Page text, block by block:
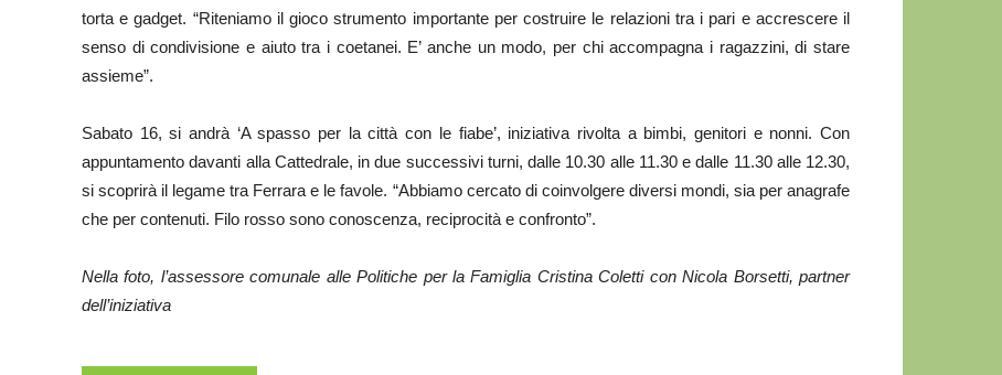
torta e gadget. “Riteniamo il gioco strumento importante per costruire le relazioni tra i pari e accrescere il
senso di condivisione e aiuto tra i coetanei. E’ anche un modo, per chi accompagna i ragazzini, di stare
assieme”.
Sabato 16, si andrà ‘A spasso per la città con le fiabe’, iniziativa rivolta a bimbi, genitori e nonni. Con
appuntamento davanti alla Cattedrale, in due successivi turni, dalle 10.30 alle 11.30 e dalle 11.30 alle 12.30,
si scoprirà il legame tra Ferrara e le favole. “Abbiamo cercato di coinvolgere diversi mondi, sia per anagrafe
che per contenuti. Filo rosso sono conoscenza, reciprocità e confronto”.
Nella foto, l’assessore comunale alle Politiche per la Famiglia Cristina Coletti con Nicola Borsetti, partner
dell’iniziativa